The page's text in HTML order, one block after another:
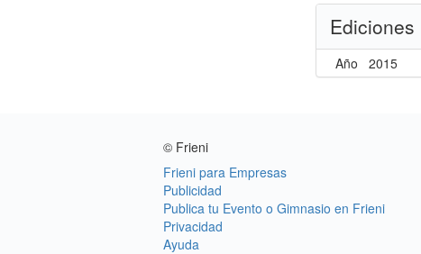
Ediciones
Año 2015
© Frieni
Frieni para Empresas
Publicidad
Publica tu Evento o Gimnasio en Frieni
Privacidad
Ayuda